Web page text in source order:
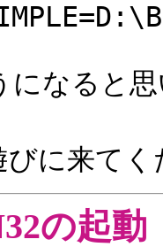
になると
びに来て
の起動